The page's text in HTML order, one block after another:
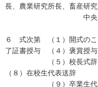
長、農業研究所長、畜産研究
中央農業改良普
６ 式次第 （１）開式の
了証書授与 （４）褒賞授与
（５）校長式辞 （
（８）在校生代表送辞
（９）卒業生代表答